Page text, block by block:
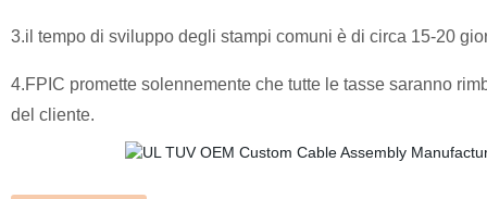
3.il tempo di sviluppo degli stampi comuni è di circa 15-20
4.FPIC promette solennemente che tutte le tasse saranno
del cliente.